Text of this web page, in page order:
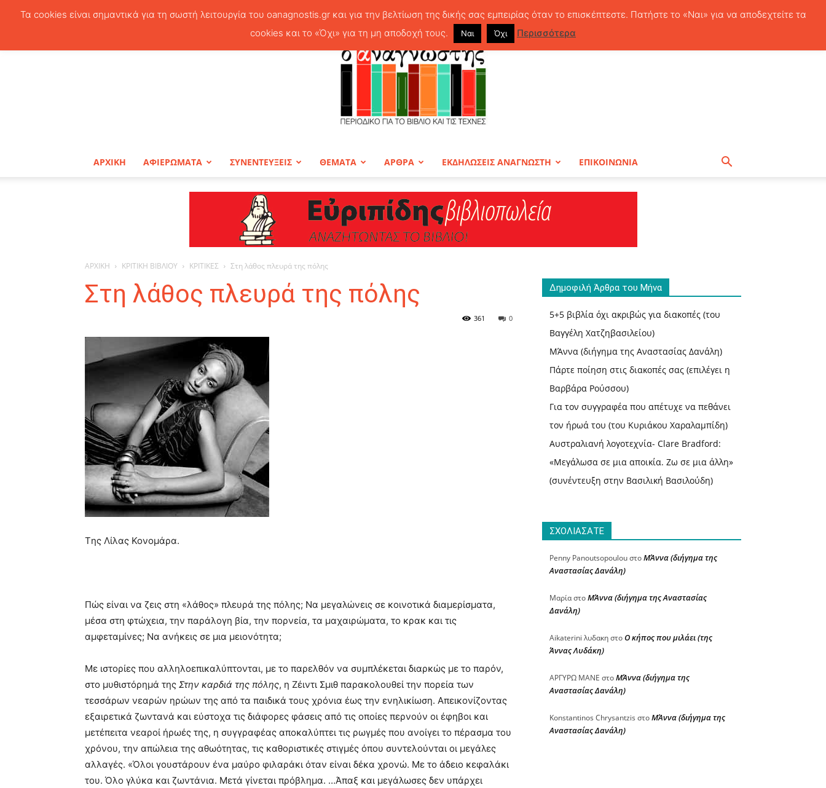
Παρασκευή, 7 Αυγούστου, 2026
ΚΑΙ
ΤΙΣ
ΑΡΧΙΚΗ ΑΦΙΕΡΩΜΑΤΑ ΣΥΝΕΝΤΕΥΞΕΙΣ ΘΕΜΑΤΑ ΑΡΘΡΑ ΕΚΔΗΛΩΣΕΙΣ ΑΝΑΓΝΩΣΤΗ ΕΠΙΚΟΙΝΩΝΙΑ
ΑΡΧΙΚΗ ΚΡΙΤΙΚΗ ΒΙΒΛΙΟΥ ΚΡΙΤΙΚΕΣ Στη λάθος πλευρά της πόλης
Στη λάθος πλευρά της πόλης
0
361
Tης Λίλας Κονομάρα.
Πώς είναι να ζεις στη «λάθος» πλευρά της πόλης; Να μεγαλώνεις σε κοινοτικά διαμερίσματα,
μέσα στη φτώχεια, την παράλογη βία, την πορνεία, τα μαχαιρώματα, το κρακ και τις
αμφεταμίνες; Να ανήκεις σε μια μειονότητα;
Με ιστορίες που αλληλοεπικαλύπτονται, με το παρελθόν να συμπλέκεται διαρκώς με το παρόν,
στο μυθιστόρημά της Στην καρδιά της πόλης, η Ζέιντι Σμιθ παρακολουθεί την πορεία των
τεσσάρων νεαρών ηρώων της από τα παιδικά τους χρόνια έως την ενηλικίωση. Απεικονίζοντας
εξαιρετικά ζωντανά και εύστοχα τις διάφορες φάσεις από τις οποίες περνούν οι έφηβοι και
μετέπειτα νεαροί ήρωές της, η συγγραφέας αποκαλύπτει τις ρωγμές που ανοίγει το πέρασμα του
χρόνου, την απώλεια της αθωότητας, τις καθοριστικές στιγμές όπου συντελούνται οι μεγάλες
αλλαγές. «Όλοι γουστάρουν ένα μαύρο φιλαράκι όταν είναι δέκα χρονώ. Με το άδειο κεφαλάκι
του. Όλο γλύκα και ζωντάνια. Μετά γίνεται πρόβλημα. …Άπαξ και μεγάλωσες δεν υπάρχει
Δημοφιλή Άρθρα του Μήνα
5+5 βιβλία όχι ακριβώς για διακοπές (του
Βαγγέλη Χατζηβασιλείου)
ΜΆννα (διήγημα της Αναστασίας Δανάλη)
Πάρτε ποίηση στις διακοπές σας (επιλέγει η
Βαρβάρα Ρούσσου)
Για τον συγγραφέα που απέτυχε να πεθάνει
τον ήρωά του (του Κυριάκου Χαραλαμπίδη)
Αυστραλιανή λογοτεχνία- Clare Bradford:
«Μεγάλωσα σε μια αποικία. Ζω σε μια άλλη»
(συνέντευξη στην Βασιλική Βασιλούδη)
ΣΧΟΛΙΑΣΑΤΕ
Penny PanoutsopoulouστοΜΆννα (διήγημα της
Αναστασίας Δανάλη)
ΜαρίαστοΜΆννα (διήγημα της Αναστασίας
Δανάλη)
Aikaterini λυδακηστοΟ κήπος που μιλάει (της
Άννας Λυδάκη)
ΑΡΓΥΡΩ ΜΑΝΕ στοΜΆννα (διήγημα της
Αναστασίας Δανάλη)
Konstantinos Chrysantzis στοΜΆννα (διήγημα της
Αναστασίας Δανάλη)
Τα cookies είναι σημαντικά για τη σωστή λειτουργία του oanagnostis.gr και για την βελτίωση της δικής σας εμπειρίας όταν το επισκέπτεστε. Πατήστε το «Ναι» για να αποδεχτείτε τα
cookies και το «Όχι» για τη μη αποδοχή τους.
Ναι Όχι Περισσότερα